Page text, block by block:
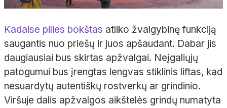
Kadaise pilies bokštas atliko žvalgybinę funkciją
saugantis nuo priešų ir juos apšaudant. Dabar jis
daugiausiai bus skirtas apžvalgai. Neįgaliųjų
patogumui bus įrengtas lengvas stiklinis liftas, kad
nesuardytų autentiškų rostverkų ar grindinio.
Viršuje dalis apžvalgos aikštelės grindų numatyta